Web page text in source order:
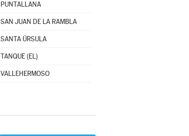
PUNTALLANA
SAN JUAN DE LA RAMBLA
SANTA ÚRSULA
TANQUE (EL)
VALLEHERMOSO